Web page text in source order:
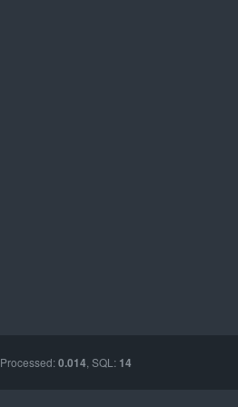
Processed:0.014 , SQL: 14